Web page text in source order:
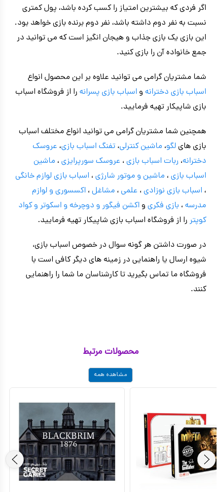
اگر فردی که بیشترین امتیاز را کسب کرده باشد، پول کمتری
نسبت به نفر دوم داشته باشد، نفر دوم برنده بازی خواهد بود.
این بازی یک بازی جذاب و هیجان انگیز است که می توانید در
جمع خانواده آن را بازی کنید.
شما مشتریان گرامی می توانید علاوه بر این محصول انواع
اسباب بازی دخترانه و اسباب بازی پسرانه را از فروشگاه اسباب
بازی شاپیکار تهیه فرمایید.
همچنین شما مشتریان گرامی می توانید انواع مختلف اسباب
بازی های لگو، ماشین کنترلی، تفنگ اسباب بازی، عروسک
دخترانه، ربات اسباب بازی ، عروسک سورپرایزی ، ماشین
اسباب بازی ، ماشین و موتور شارژی ، اسباب بازی لوازم خانگی
، اسباب بازی نوزادی ، علمی ، مشاغل ، اکسسوری و لوازم
مدرسه ، بازی فکری و اکشن فیگور و دوچرخه و اسکوتر و کواد
کوپتر را از فروشگاه اسباب بازی شاپیکار تهیه فرمایید.
در صورت داشتن هر گونه سوال در خصوص اسباب بازی،
شیوه ارسال یا راهنمایی در زمینه های دیگر کافی است با
فروشگاه ما تماس بگیرید تا کارشناسان ما شما را راهنمایی
کنند.
محصولات مرتبط
مشاهده همه